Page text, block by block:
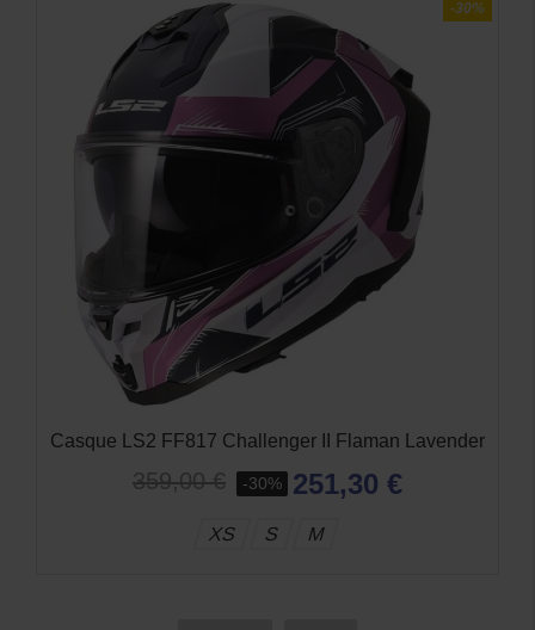
-30%
Casque LS2 FF817 Challenger II Flaman Lavender
359,00 € -30% 251,30 €
XS S M